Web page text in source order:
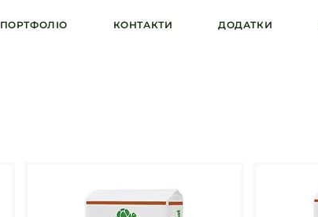
ПОРТФОЛІО КОНТАКТИ ДОДАТКИ